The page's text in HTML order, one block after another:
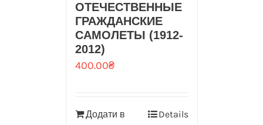
ОТЕЧЕСТВЕННЫЕ
ГРАЖДАНСКИЕ
САМОЛЕТЫ (1912-
2012)
400.00₴
Додати в
Details